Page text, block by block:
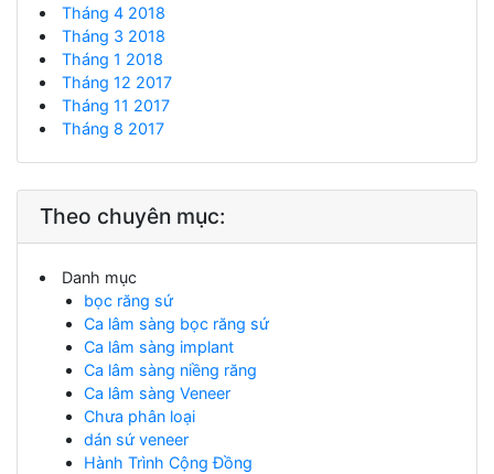
Tháng 4 2018
Tháng 3 2018
Tháng 1 2018
Tháng 12 2017
Tháng 11 2017
Tháng 8 2017
Theo chuyên mục:
Danh mục
bọc răng sứ
Ca lâm sàng bọc răng sứ
Ca lâm sàng implant
Ca lâm sàng niềng răng
Ca lâm sàng Veneer
Chưa phân loại
dán sứ veneer
Hành Trình Cộng Đồng